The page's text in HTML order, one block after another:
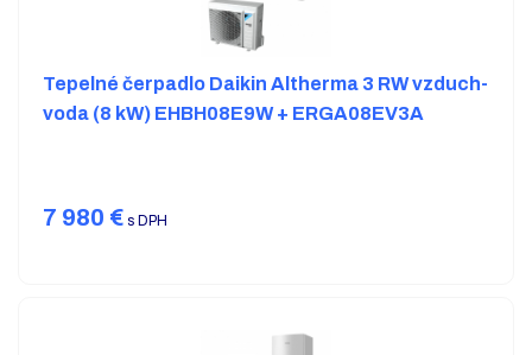
Tepelné čerpadlo Daikin Altherma 3 RW vzduch-
voda (8 kW) EHBH08E9W + ERGA08EV3A
7 980 € s DPH